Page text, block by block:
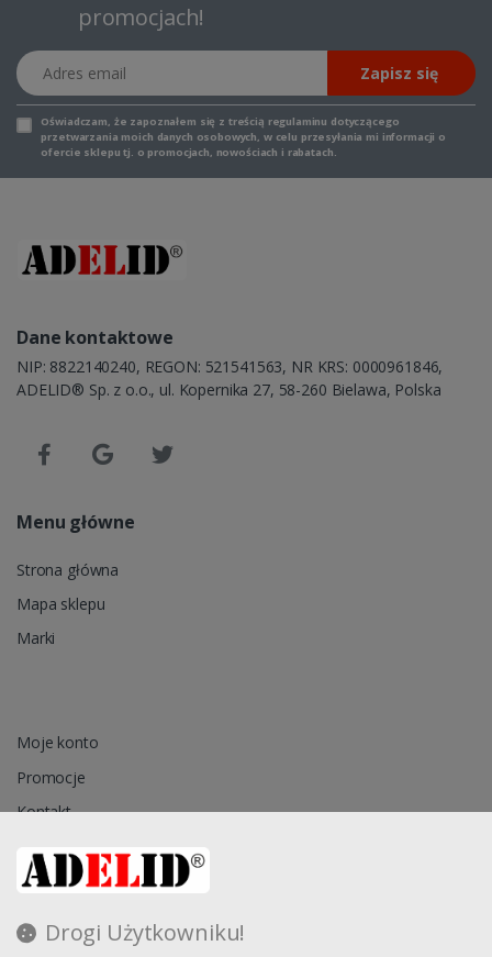
Drogi Użytkowniku!
promocjach!
Adres email
Zapisz się
Oświadczam, że zapoznałem się z treścią regulaminu dotyczącego
przetwarzania moich danych osobowych, w celu przesyłania mi informacji o
ofercie sklepu tj. o promocjach, nowościach i rabatach.
Dane kontaktowe
NIP: 8822140240, REGON: 521541563, NR KRS: 0000961846,
ADELID® Sp. z o.o., ul. Kopernika 27, 58-260 Bielawa, Polska
Menu główne
Strona główna
Mapa sklepu
Marki
Moje konto
Promocje
Kontakt
Regulamin